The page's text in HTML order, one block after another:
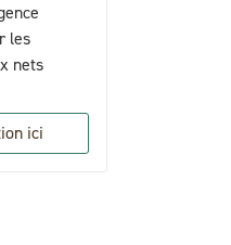
les
nets
ici